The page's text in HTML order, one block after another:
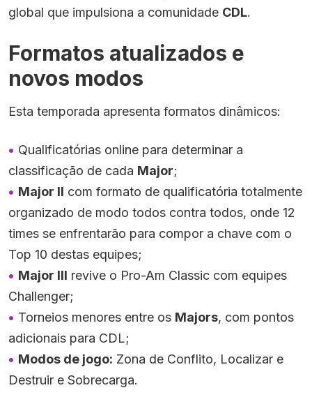
global que impulsiona a comunidade CDL.
Formatos atualizados e
novos modos
Esta temporada apresenta formatos dinâmicos:
Qualificatórias online para determinar a
classificação de cada Major;
Major II com formato de qualificatória totalmente
organizado de modo todos contra todos, onde 12
times se enfrentarão para compor a chave com o
Top 10 destas equipes;
Major III revive o Pro-Am Classic com equipes
Challenger;
Torneios menores entre os Majors, com pontos
adicionais para CDL;
Modos de jogo: Zona de Conflito, Localizar e
Destruir e Sobrecarga.